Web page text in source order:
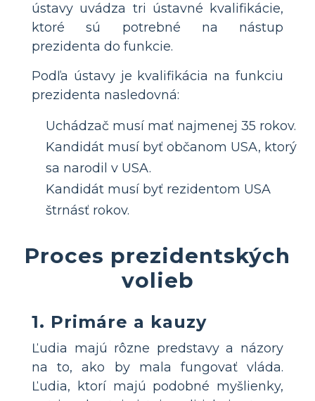
ústavy uvádza tri ústavné kvalifikácie,
ktoré sú potrebné na nástup
prezidenta do funkcie.
Podľa ústavy je kvalifikácia na funkciu
prezidenta nasledovná:
Uchádzač musí mať najmenej 35 rokov.
Kandidát musí byť občanom USA, ktorý
sa narodil v USA.
Kandidát musí byť rezidentom USA
štrnásť rokov.
Proces prezidentských
volieb
1. Primáre a kauzy
Ľudia majú rôzne predstavy a názory
na to, ako by mala fungovať vláda.
Ľudia, ktorí majú podobné myšlienky,